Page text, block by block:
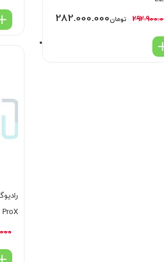
تومان282.000.000
ProX